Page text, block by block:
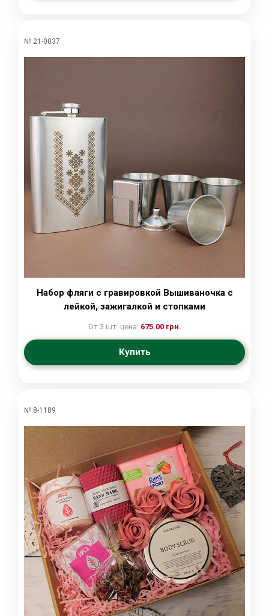
№ 21-0037
Набор фляги с гравировкой Вышиваночка с
лейкой, зажигалкой и стопками
От 3 шт. цена: 675.00 грн.
Купить
№ 8-1189